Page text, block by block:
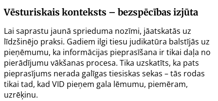
Vēsturiskais konteksts – bezspēcības izjūta
Lai saprastu jaunā sprieduma nozīmi, jāatskatās uz
līdzšinējo praksi. Gadiem ilgi tiesu judikatūra balstījās uz
pieņēmumu, ka informācijas pieprasīšana ir tikai daļa no
pierādījumu vākšanas procesa. Tika uzskatīts, ka pats
pieprasījums nerada galīgas tiesiskas sekas – tās rodas
tikai tad, kad VID pieņem gala lēmumu, piemēram,
uzrēķinu.